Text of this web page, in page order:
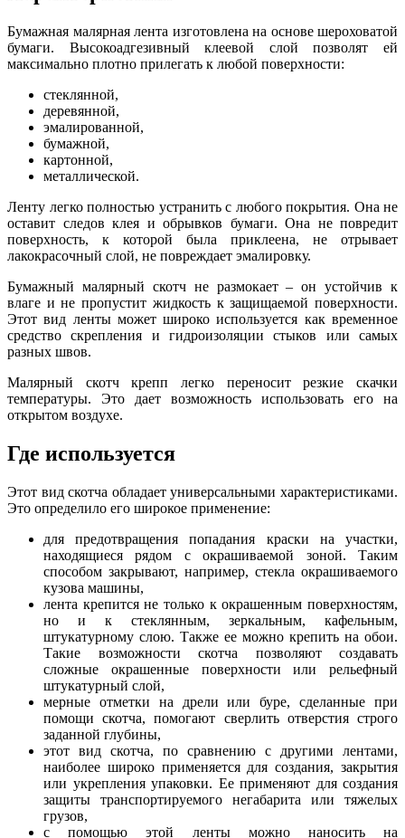
Бумажная малярная лента изготовлена на основе шероховатой
бумаги. Высокоадгезивный клеевой слой позволят ей
максимально плотно прилегать к любой поверхности:
стеклянной,
деревянной,
эмалированной,
бумажной,
картонной,
металлической.
Ленту легко полностью устранить с любого покрытия. Она не
оставит следов клея и обрывков бумаги. Она не повредит
поверхность, к которой была приклеена, не отрывает
лакокрасочный слой, не повреждает эмалировку.
Бумажный малярный скотч не размокает – он устойчив к
влаге и не пропустит жидкость к защищаемой поверхности.
Этот вид ленты может широко используется как временное
средство скрепления и гидроизоляции стыков или самых
разных швов.
Малярный скотч крепп легко переносит резкие скачки
температуры. Это дает возможность использовать его на
открытом воздухе.
Где используется
Этот вид скотча обладает универсальными характеристиками.
Это определило его широкое применение:
для предотвращения попадания краски на участки,
находящиеся рядом с окрашиваемой зоной. Таким
способом закрывают, например, стекла окрашиваемого
кузова машины,
лента крепится не только к окрашенным поверхностям,
но и к стеклянным, зеркальным, кафельным,
штукатурному слою. Также ее можно крепить на обои.
Такие возможности скотча позволяют создавать
сложные окрашенные поверхности или рельефный
штукатурный слой,
мерные отметки на дрели или буре, сделанные при
помощи скотча, помогают сверлить отверстия строго
заданной глубины,
этот вид скотча, по сравнению с другими лентами,
наиболее широко применяется для создания, закрытия
или укрепления упаковки. Ее применяют для создания
защиты транспортируемого негабарита или тяжелых
грузов,
с помощью этой ленты можно наносить на